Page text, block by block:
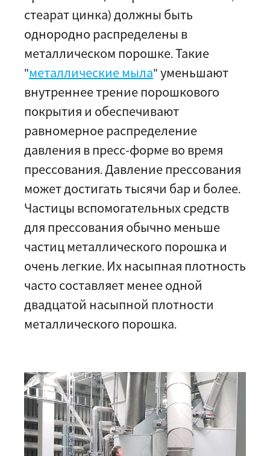
стеарат цинка) должны быть
однородно распределены в
металлическом порошке. Такие
"металлические мыла" уменьшают
внутреннее трение порошкового
покрытия и обеспечивают
равномерное распределение
давления в пресс-форме во время
прессования. Давление прессования
может достигать тысячи бар и более.
Частицы вспомогательных средств
для прессования обычно меньше
частиц металлического порошка и
очень легкие. Их насыпная плотность
часто составляет менее одной
двадцатой насыпной плотности
металлического порошка.